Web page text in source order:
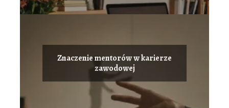
Znaczenie mentorów w karierze
zawodowej